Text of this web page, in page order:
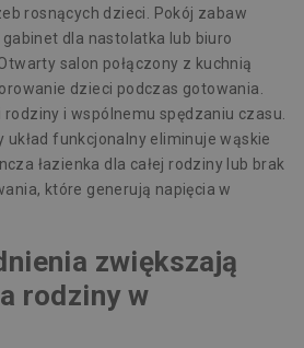
rosnących dzieci. Pokój zabaw
dla nastolatka lub biuro
salon połączony z kuchnią
dzieci podczas gotowania.
i wspólnemu spędzaniu czasu.
układ funkcjonalny eliminuje wąskie
łazienka dla całej rodziny lub brak
które generują napięcia w
zwiększają
rodziny w